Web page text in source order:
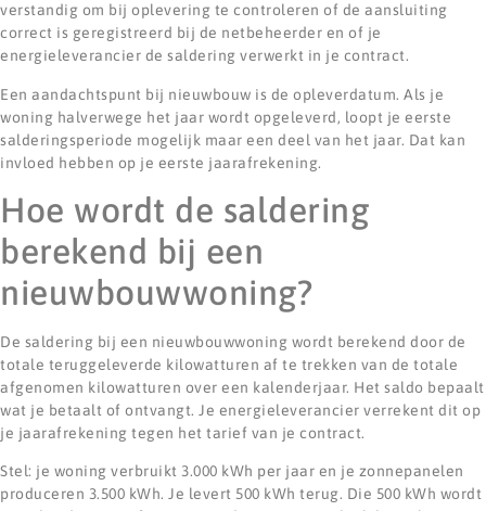
verstandig om bij oplevering te controleren of de aansluiting
correct is geregistreerd bij de netbeheerder en of je
energieleverancier de saldering verwerkt in je contract.
Een aandachtspunt bij nieuwbouw is de opleverdatum. Als je
woning halverwege het jaar wordt opgeleverd, loopt je eerste
salderingsperiode mogelijk maar een deel van het jaar. Dat kan
invloed hebben op je eerste jaarafrekening.
Hoe wordt de saldering
berekend bij een
nieuwbouwwoning?
De saldering bij een nieuwbouwwoning wordt berekend door de
totale teruggeleverde kilowatturen af te trekken van de totale
afgenomen kilowatturen over een kalenderjaar. Het saldo bepaalt
wat je betaalt of ontvangt. Je energieleverancier verrekent dit op
je jaarafrekening tegen het tarief van je contract.
Stel: je woning verbruikt 3.000 kWh per jaar en je zonnepanelen
produceren 3.500 kWh. Je levert 500 kWh terug. Die 500 kWh wordt